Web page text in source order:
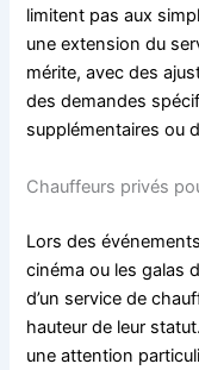
limitent pas aux
une extension du
mérite, avec des
des demandes
supplémentaires ou
Chauffeurs privés
Lors des
cinéma ou les galas
d’un service de
hauteur de leur
une attention